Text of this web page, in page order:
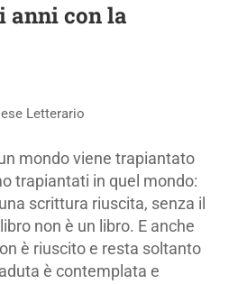
anni con la
Letterario
mondo viene trapiantato
trapiantati in quel mondo:
scrittura riuscita, senza il
non è un libro. E anche
è riuscito e resta soltanto
è contemplata e